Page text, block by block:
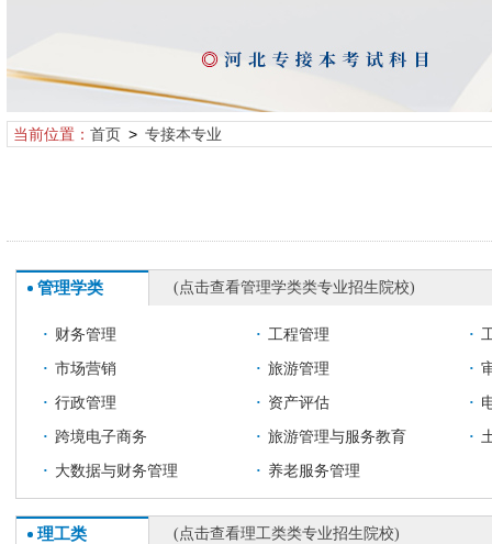
当前位置： 首页> 专接本专业
管理学类 (点击查看管理学类类专业招生院校)
· 财务管理 · 工程管理 ·
· 市场营销 · 旅游管理 ·
· 行政管理 · 资产评估 ·
· 跨境电子商务 · 旅游管理与服务教育 ·
· 大数据与财务管理 · 养老服务管理
理工类 (点击查看理工类类专业招生院校)